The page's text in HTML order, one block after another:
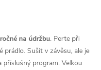
na údržbu. Perte při
prádlo. Sušit v závěsu, ale je
příslušný program. Velkou